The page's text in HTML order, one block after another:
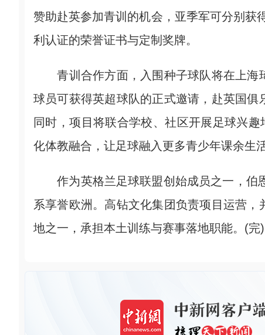
赞助赴英参加青训的机会，亚季军可分别获
利认证的荣誉证书与定制奖牌。
青训合作方面，入围种子球队将在上海
球员可获得英超球队的正式邀请，赴英国俱
同时，项目将联合学校、社区开展足球兴
化体教融合，让足球融入更多青少年课余生活
作为英格兰足球联盟创始成员之一，伯
系享誉欧洲。高钻文化集团负责项目运营
地之一，承担本土训练与赛事落地职能。(完)